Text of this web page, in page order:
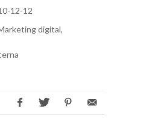
12-12
digital,